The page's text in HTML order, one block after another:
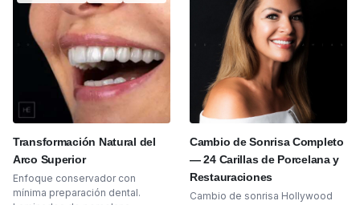
Transformación Natural del
Arco Superior
Enfoque conservador con
mínima preparación dental.
Cambio de Sonrisa Completo
— 24 Carillas de Porcelana y
Restauraciones
Cambio de sonrisa Hollywood